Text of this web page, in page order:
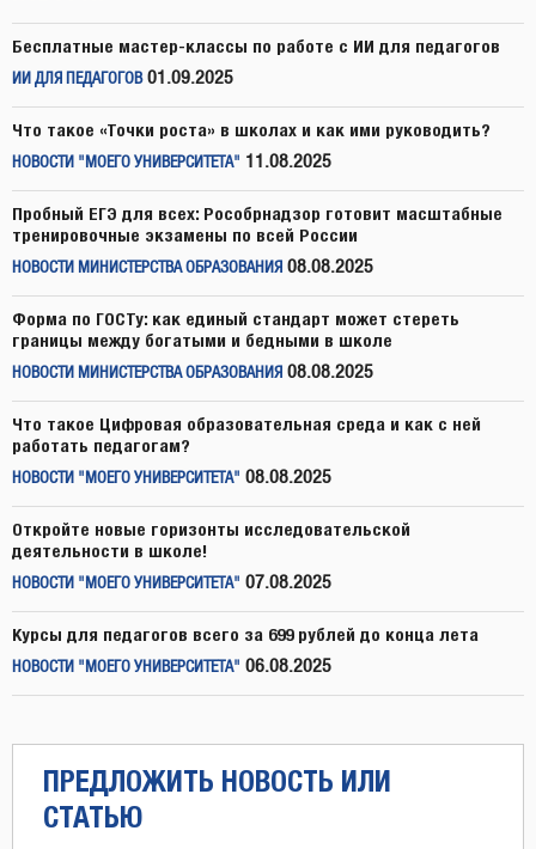
Бесплатные мастер-классы по работе с ИИ для педагогов
ИИ ДЛЯ ПЕДАГОГОВ 01.09.2025
Что такое «Точки роста» в школах и как ими руководить?
НОВОСТИ "МОЕГО УНИВЕРСИТЕТА" 11.08.2025
Пробный ЕГЭ для всех: Рособрнадзор готовит масштабные
тренировочные экзамены по всей России
НОВОСТИ МИНИСТЕРСТВА ОБРАЗОВАНИЯ 08.08.2025
Форма по ГОСТу: как единый стандарт может стереть
границы между богатыми и бедными в школе
НОВОСТИ МИНИСТЕРСТВА ОБРАЗОВАНИЯ 08.08.2025
Что такое Цифровая образовательная среда и как с ней
работать педагогам?
НОВОСТИ "МОЕГО УНИВЕРСИТЕТА" 08.08.2025
Откройте новые горизонты исследовательской
деятельности в школе!
НОВОСТИ "МОЕГО УНИВЕРСИТЕТА" 07.08.2025
Курсы для педагогов всего за 699 рублей до конца лета
НОВОСТИ "МОЕГО УНИВЕРСИТЕТА" 06.08.2025
ПРЕДЛОЖИТЬ НОВОСТЬ ИЛИ
СТАТЬЮ